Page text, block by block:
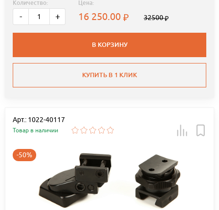
Количество:
- +
Цена:
16 250.00 32500
В КОРЗИНУ
КУПИТЬ В 1 КЛИК
Арт.: 1022-40117
Товар в наличии
-50%